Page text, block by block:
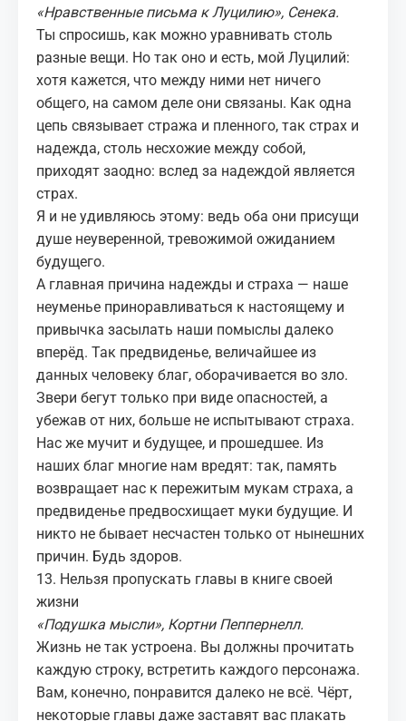
«Нравственные письма к Луцилию», Сенека.
Ты спросишь, как можно уравнивать столь
разные вещи. Но так оно и есть, мой Луцилий:
хотя кажется, что между ними нет ничего
общего, на самом деле они связаны. Как одна
цепь связывает стража и пленного, так страх и
надежда, столь несхожие между собой,
приходят заодно: вслед за надеждой является
страх.
Я и не удивляюсь этому: ведь оба они присущи
душе неуверенной, тревожимой ожиданием
будущего.
А главная причина надежды и страха — наше
неуменье приноравливаться к настоящему и
привычка засылать наши помыслы далеко
вперёд. Так предвиденье, величайшее из
данных человеку благ, оборачивается во зло.
Звери бегут только при виде опасностей, а
убежав от них, больше не испытывают страха.
Нас же мучит и будущее, и прошедшее. Из
наших благ многие нам вредят: так, память
возвращает нас к пережитым мукам страха, а
предвиденье предвосхищает муки будущие. И
никто не бывает несчастен только от нынешних
причин. Будь здоров.
13. Нельзя пропускать главы в книге своей
жизни
«Подушка мысли», Кортни Пеппернелл.
Жизнь не так устроена. Вы должны прочитать
каждую строку, встретить каждого персонажа.
Вам, конечно, понравится далеко не всё. Чёрт,
некоторые главы даже заставят вас плакать